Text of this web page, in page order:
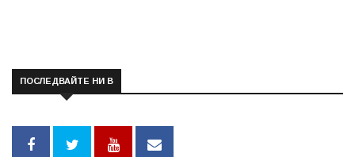
ПОСЛЕДВАЙТЕ НИ В